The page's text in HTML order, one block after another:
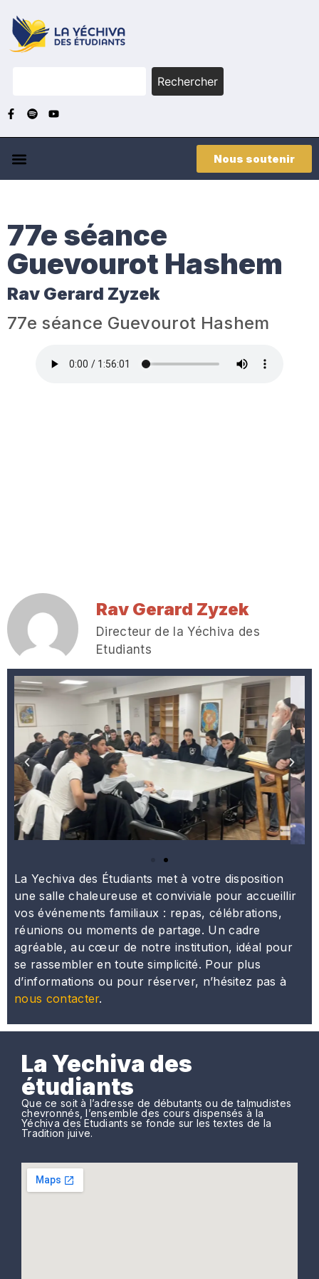
Rechercher
Nous soutenir
77e séance
Guevourot Hashem
Rav Gerard Zyzek
77e séance Guevourot Hashem
Rav Gerard Zyzek
Directeur de la Yéchiva des
Etudiants
La Yechiva des Étudiants met à votre disposition
une salle chaleureuse et conviviale pour accueillir
vos événements familiaux : repas, célébrations,
réunions ou moments de partage. Un cadre
agréable, au cœur de notre institution, idéal pour
se rassembler en toute simplicité. Pour plus
d’informations ou pour réserver, n’hésitez pas à
nous contacter.
La Yechiva des
étudiants
Que ce soit à l’adresse de débutants ou de talmudistes
chevronnés, l’ensemble des cours dispensés à la
Yéchiva des Etudiants se fonde sur les textes de la
Tradition juive.